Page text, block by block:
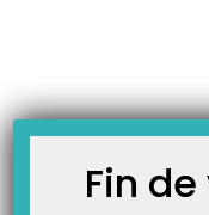
Principe : Créer une dépense
pouvez saisir une écriture en
dépenses ou de recettes (le…
Fin